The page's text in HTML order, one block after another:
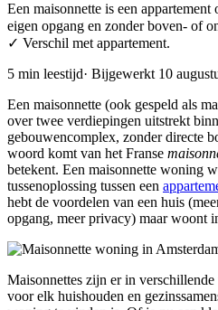
Een maisonnette is een
eigen opgang en zonder boven- of
✓ Verschil met appartement.
5 min leestijd· Bijgewerkt 10
Een maisonnette (ook gespeld als
over twee verdiepingen uitstrekt
gebouwencomplex, zonder directe
woord komt van het Franse
betekent. Een maisonnette woning
tussenoplossing tussen een
hebt de voordelen van een huis
opgang, meer privacy) maar woont
Maisonnettes zijn er in
voor elk huishouden en